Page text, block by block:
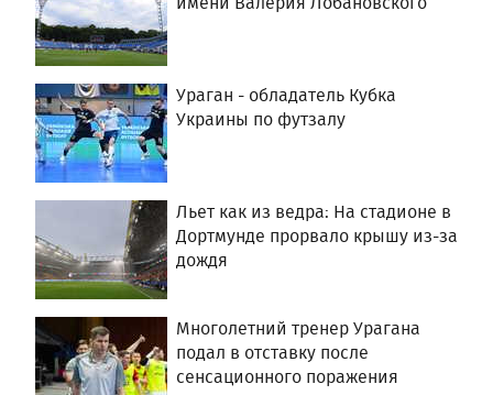
Ураган - обладатель Кубка
Украины по футзалу
Льет как из ведра: На стадионе в
Дортмунде прорвало крышу из-за
дождя
Многолетний тренер Урагана
подал в отставку после
сенсационного поражения